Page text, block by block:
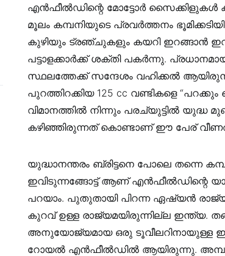
എൻഫീൽഡിന്റെ മോട്ടോര്‍ സൈക്കിളുകള്‍
മൂലം കമ്പനിയുടെ പ്രവര്‍ത്തനം
കുഴിയും ട്രഞ്ചുകളും കയറി ഇറങ്ങാന്‍
പട്ടാളക്കാര്‍ക്ക് ശക്തി പകര്‍ന്നു.
സ്ഥലത്തേക്ക് സന്ദേശം വഹിക്കല്‍
പുറത്തിറക്കിയ 125 cc വണ്ടികളെ
വിമാനത്തില്‍ നിന്നും പരച്യുട്ടില്‍ യുദ്ധ
കഴിഞ്ഞിരുന്നത് കൊണ്ടാണ് ഈ പേര്
യുദ്ധാനന്തരം ബ്രിട്ടനെ പോലെ തന്നെ
ഇവിടുന്നങ്ങോട്ട്‌ ആണ് എൻഫീൽഡിന്റെ
പറയാം. പുതുതായി പിറന്ന ഏഷ്യന്‍
കുറവ് ഉള്ള രാജ്യമയിരുന്നില്ല ഇന്ത്യ.
അനുയോജ്യമായ ഒരു ടൂവീലറിനായുള്ള
റോയല്‍ എൻഫീൽഡില്‍ ആയിരുന്നു.